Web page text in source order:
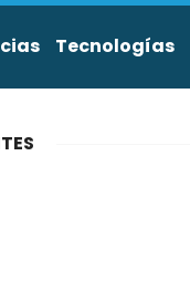
Tecnologías